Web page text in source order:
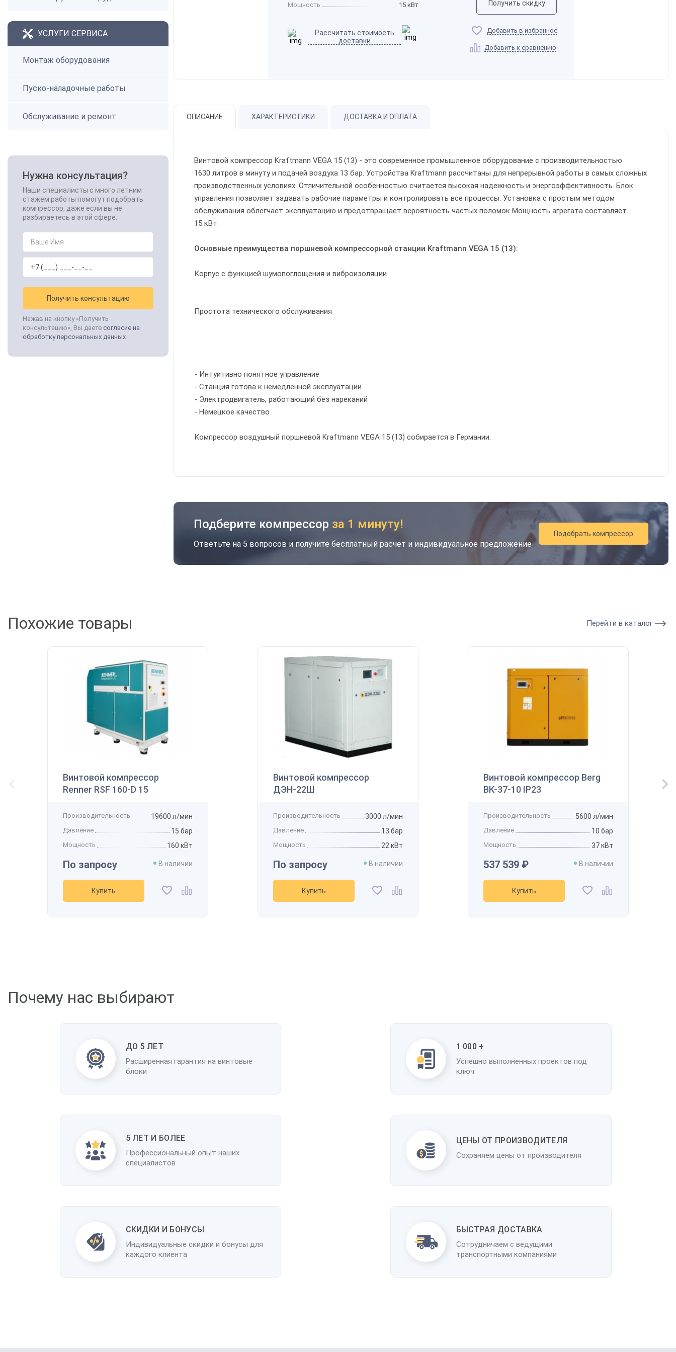
УСЛУГИ СЕРВИСА
Монтаж оборудования
Пуско-наладочные работы
Обслуживание и ремонт
Нужна консультация?
Наши специалисты с много летним
стажем работы помогут подобрать
компрессор, даже если вы не
разбираетесь в этой сфере.
Получить консультацию
Нажав на кнопку «Получить
консультацию», Вы даете согласие на
обработку персональных данных
Мощность 15 кВт
Рассчитать стоимость
доставки
Получить скидку
Добавить в избранное
Добавить к сравнению
ОПИСАНИЕ ХАРАКТЕРИСТИКИ ДОСТАВКА И ОПЛАТА
Винтовой компрессор Kraftmann VEGA 15 (13) - это современное промышленное оборудование с производительностью
1630 литров в минуту и подачей воздуха 13 бар. Устройства Kraftmann рассчитаны для непрерывной работы в самых сложных
производственных условиях. Отличительной особенностью считается высокая надежность и энергоэффективность. Блок
управления позволяет задавать рабочие параметры и контролировать все процессы. Установка с простым методом
обслуживания облегчает эксплуатацию и предотвращает вероятность частых поломок Мощность агрегата составляет
15 кВт.
Основные преимущества поршневой компрессорной станции Kraftmann VEGA 15 (13):
Корпус с функцией шумопоглощения и виброизоляции
Простота технического обслуживания
- Интуитивно понятное управление
- Станция готова к немедленной эксплуатации
- Электродвигатель, работающий без нареканий
- Немецкое качество
Компрессор воздушный поршневой Kraftmann VEGA 15 (13) собирается в Германии.
Подберите компрессор за 1 минуту!
Ответьте на 5 вопросов и получите бесплатный расчет и индивидуальное предложение
Подобрать компрессор
Похожие товары Перейти в каталог
Винтовой компрессор
Renner RSF 160-D 15
Производительность 19600 л/мин
Давление 15 бар
Мощность 160 кВт
По запросу В наличии
Купить
Винтовой компрессор
ДЭН-22Ш
Производительность 3000 л/мин
Давление 13 бар
Мощность 22 кВт
По запросу В наличии
Купить
Винтовой компрессор Berg
ВК-37-10 IP23
Производительность 5600 л/мин
Давление 10 бар
Мощность 37 кВт
537 539 ₽ В наличии
Купить
Почему нас выбирают
ДО 5 ЛЕТ
Расширенная гарантия на винтовые
блоки
1 000 +
Успешно выполненных проектов под
ключ
5 ЛЕТ И БОЛЕЕ
Профессиональный опыт наших
специалистов
ЦЕНЫ ОТ ПРОИЗВОДИТЕЛЯ
Сохраняем цены от производителя
CКИДКИ И БОНУСЫ
Индивидуальные скидки и бонусы для
каждого клиента
БЫСТРАЯ ДОСТАВКА
Сотрудничаем с ведущими
транспортными компаниями
вами номер в течение 30 дней
Ваш номер телефона*
145 122 ₽
Напряжение